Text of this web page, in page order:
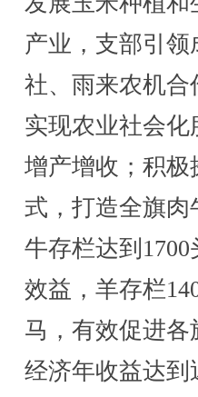
产业，支部引
社、雨来农机合
实现农业社会化
增产增收；积
式，打造全旗
牛存栏达到
效益，羊存栏
马，有效促进
经济年收益达到